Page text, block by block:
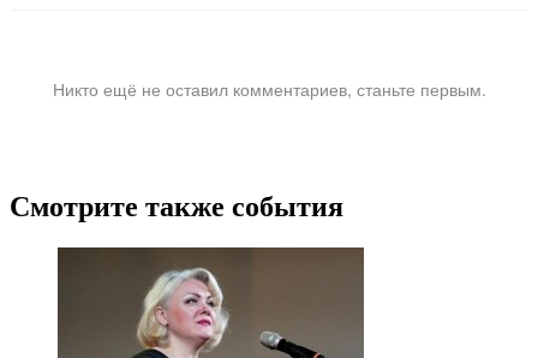
Никто ещё не оставил комментариев, станьте первым.
Смотрите также события